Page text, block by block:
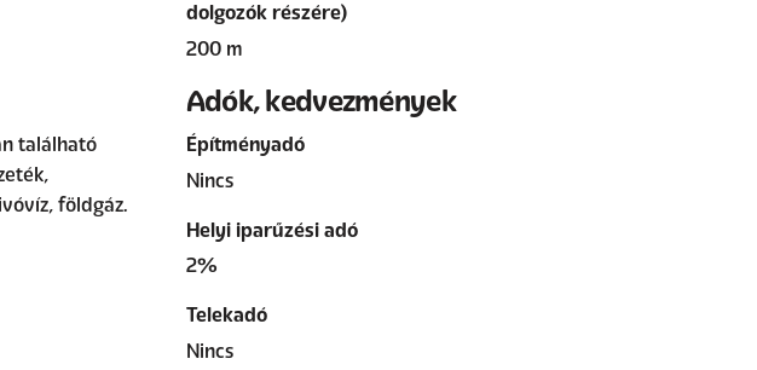
dolgozók részére)
200 m
található
földgáz.
Adók, kedvezmények
Építményadó
Nincs
Helyi iparűzési adó
2%
Telekadó
Nincs